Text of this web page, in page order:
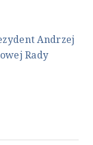
Andrzej
Rady